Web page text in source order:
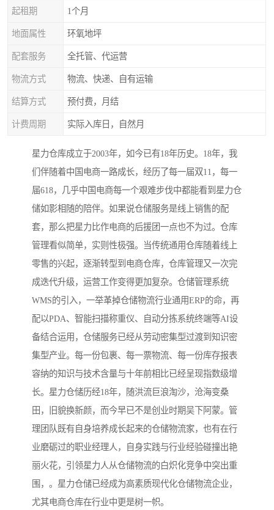
起租期 1个月
地面属性 环氧地坪
配套服务 全托管、代运营
物流方式 物流、快递、自有运输
结算方式 预付费，月结
计费周期 实际入库日，自然月
星力仓库成立于2003年，如今已有18年历史。18年，我
们伴随着中国电商一路成长，经历了每一届双11，每一
届618，几乎中国电商每一个艰难步伐中都能看到星力仓
储如影相随的陪伴。如果说仓储服务是线上销售的配
套，那么把星力比作电商的后援团一点也不为过。仓库
管理看似简单，实则性极强。当传统通用仓库随着线上
零售的兴起，逐渐转型到电商仓库，仓库管理又一次完
成迭代升级，运营工作变得更加复杂。仓储管理系统
WMS的引入，一举革掉仓储物流行业通用ERP的命，再
配以PDA、智能扫描称重仪、自动分拣系统终端等AI设
备结合运用，仓储服务已经从劳动密集型过渡到知识密
集型产业。每一份包裹、每一票物流、每一份库存报表
容纳的知识与技术含量与十年前相比已经呈现指数级增
长。星力仓储历经18年，随洪流巨浪淘沙，沧海变桑
田，旧貌换新颜，而今早已不是创业时期吴下阿蒙。管
理团队既有自身培养成长起来的仓储物流家，也有在行
业磨砺过的职业经理人，自身实践与行业经验碰撞出艳
丽火花，引领星力人从仓储物流的白炽化竞争中突出重
围，。星力仓储已经成为高素质现代化仓储物流企业，
尤其电商仓库在行业中更是树一帜。